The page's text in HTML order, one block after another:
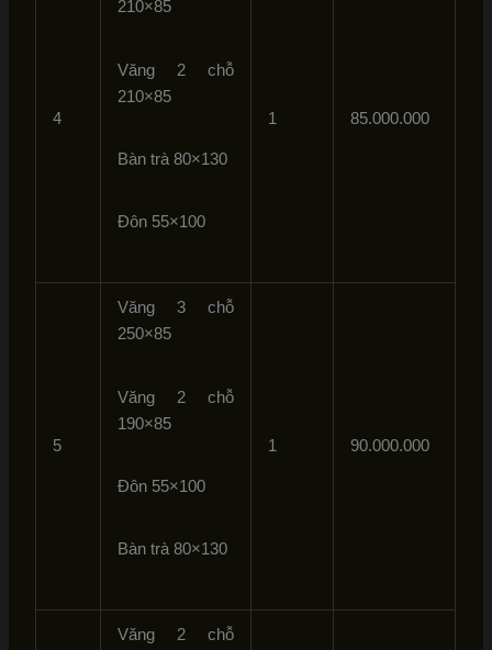
4
210×85
Văng 2 chỗ
210×85
Bàn trà 80×130
Đôn 55×100
1 85.000.000
5
Văng 3 chỗ
250×85
Văng 2 chỗ
190×85
Đôn 55×100
Bàn trà 80×130
1 90.000.000
Văng 2 chỗ